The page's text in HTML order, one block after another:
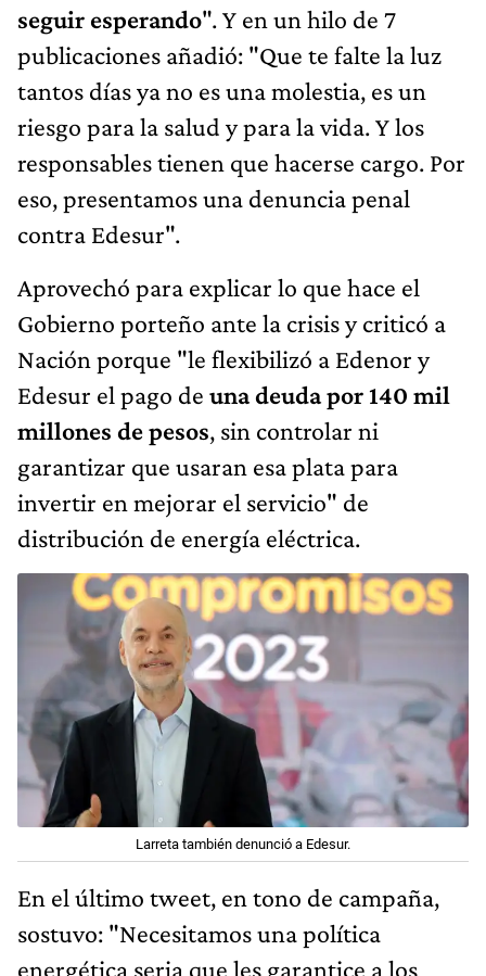
seguir esperando". Y en un hilo de 7
publicaciones añadió: "Que te falte la luz
tantos días ya no es una molestia, es un
riesgo para la salud y para la vida. Y los
responsables tienen que hacerse cargo. Por
eso, presentamos una denuncia penal
contra Edesur".
Aprovechó para explicar lo que hace el
Gobierno porteño ante la crisis y criticó a
Nación porque "le flexibilizó a Edenor y
Edesur el pago de una deuda por 140 mil
millones de pesos, sin controlar ni
garantizar que usaran esa plata para
invertir en mejorar el servicio" de
distribución de energía eléctrica.
Larreta también denunció a Edesur.
En el último tweet, en tono de campaña,
sostuvo: "Necesitamos una política
energética seria que les garantice a los